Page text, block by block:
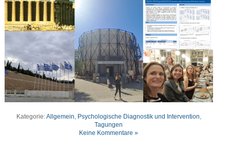
Kategorie:Allgemein, Psychologische Diagnostik und Intervention,
Tagungen
Keine Kommentare »